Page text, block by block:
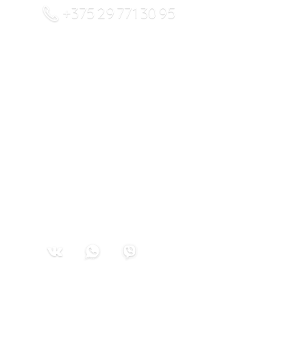
+375 29 771 30 95